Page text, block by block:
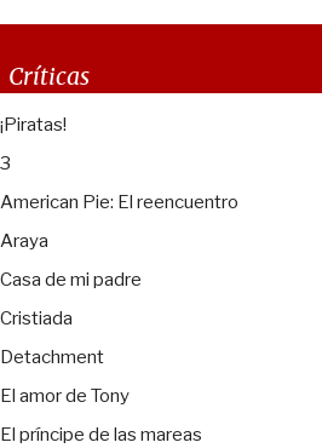
Críticas
¡Piratas!
3
American Pie: El reencuentro
Araya
Casa de mi padre
Cristiada
Detachment
El amor de Tony
El príncipe de las mareas